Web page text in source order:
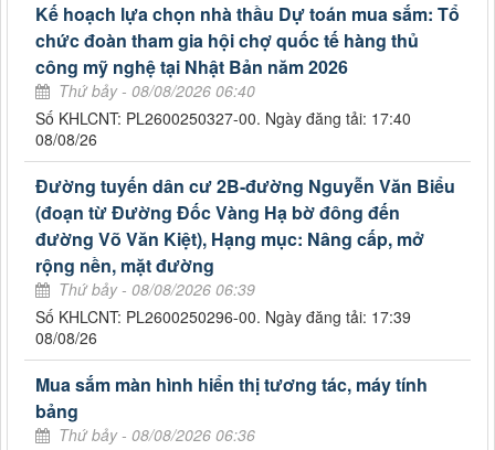
Kế hoạch lựa chọn nhà thầu Dự toán mua sắm: Tổ
chức đoàn tham gia hội chợ quốc tế hàng thủ
công mỹ nghệ tại Nhật Bản năm 2026
Thứ bảy - 08/08/2026 06:40
Số KHLCNT: PL2600250327-00. Ngày đăng tải: 17:40
08/08/26
Đường tuyến dân cư 2B-đường Nguyễn Văn Biểu
(đoạn từ Đường Đốc Vàng Hạ bờ đông đến
đường Võ Văn Kiệt), Hạng mục: Nâng cấp, mở
rộng nền, mặt đường
Thứ bảy - 08/08/2026 06:39
Số KHLCNT: PL2600250296-00. Ngày đăng tải: 17:39
08/08/26
Mua sắm màn hình hiển thị tương tác, máy tính
bảng
Thứ bảy - 08/08/2026 06:36